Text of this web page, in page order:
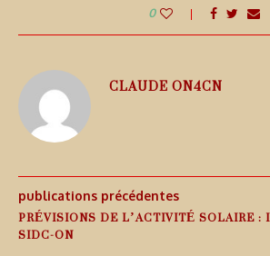
0
CLAUDE ON4CN
publications précédentes
PRÉVISIONS DE L’ACTIVITÉ SOLAIRE :
SIDC-ON